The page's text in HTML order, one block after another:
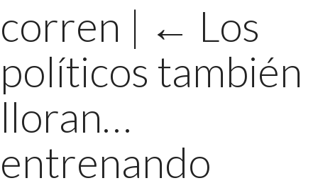
corren | ← Los
políticos también
lloran…
entrenando